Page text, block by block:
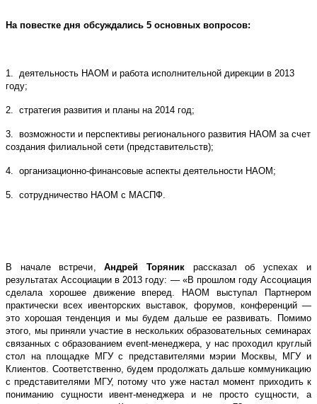
На повестке дня обсуждались 5 основных вопросов:
1. деятельность НАОМ и работа исполнительной дирекции в 2013
году;
2. стратегия развития и планы на 2014 год;
3. возможности и перспективы регионального развития НАОМ за счет
создания филиальной сети (представительств);
4. организационно-финансовые аспекты деятельности НАОМ;
5. сотрудничество НАОМ с МАСПФ.
В начале встречи,Андрей Торяник рассказал об успехах и
результатах Ассоциации в 2013 году: — «В прошлом году Ассоциация
сделала хорошее движение вперед. НАОМ выступал Партнером
практически всех ивенторских выставок, форумов, конференций —
это хорошая тенденция и мы будем дальше ее развивать. Помимо
этого, мы приняли участие в нескольких образовательных семинарах
связанных с образованиемevent-менеджера, у нас проходил круглый
стол на площадке МГУ с представителями мэрии Москвы, МГУ и
Клиентов. Соответственно, будем продолжать дальше коммуникацию
с представителями МГУ, потому что уже настал момент приходить к
пониманию сущности ивент-менеджера и не просто сущности, а